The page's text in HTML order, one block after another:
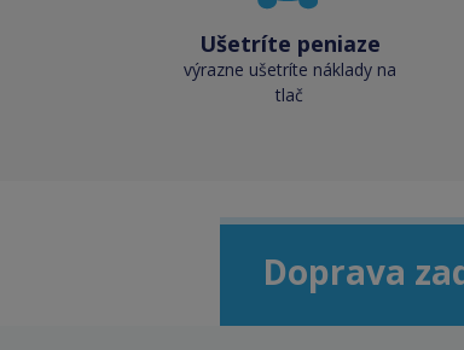
Ušetríte peniaze
výrazne ušetríte náklady na
tlač
Doprava